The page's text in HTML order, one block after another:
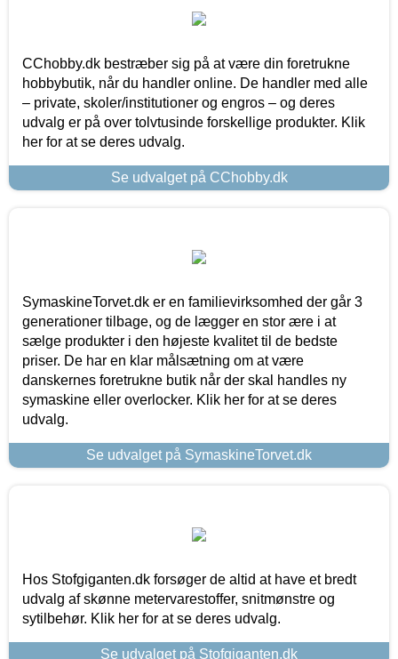
CChobby.dk bestræber sig på at være din foretrukne
hobbybutik, når du handler online. De handler med alle
– private, skoler/institutioner og engros – og deres
udvalg er på over tolvtusinde forskellige produkter. Klik
her for at se deres udvalg.
Se udvalget på CChobby.dk
SymaskineTorvet.dk er en familievirksomhed der går 3
generationer tilbage, og de lægger en stor ære i at
sælge produkter i den højeste kvalitet til de bedste
priser. De har en klar målsætning om at være
danskernes foretrukne butik når der skal handles ny
symaskine eller overlocker. Klik her for at se deres
udvalg.
Se udvalget på SymaskineTorvet.dk
Hos Stofgiganten.dk forsøger de altid at have et bredt
udvalg af skønne metervarestoffer, snitmønstre og
sytilbehør. Klik her for at se deres udvalg.
Se udvalget på Stofgiganten.dk